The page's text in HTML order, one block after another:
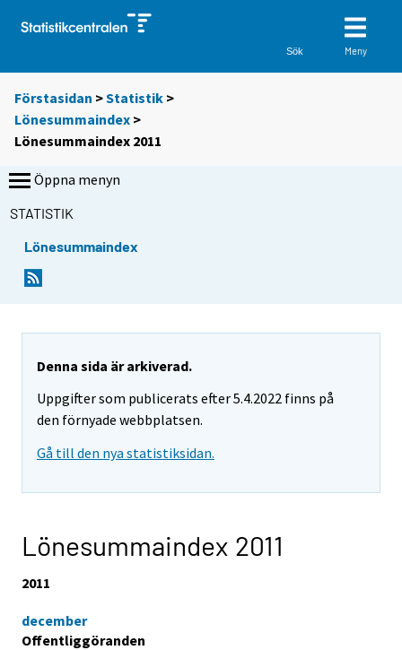
Sök Meny
Förstasidan >Statistik >
Lönesummaindex >
Lönesummaindex 2011
Öppna menyn
STATISTIK
Lönesummaindex
Denna sida är arkiverad.
Uppgifter som publicerats efter 5.4.2022 finns på
den förnyade webbplatsen.
Gå till den nya statistiksidan.
Lönesummaindex 2011
2011
december
Offentliggöranden